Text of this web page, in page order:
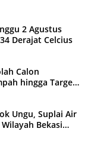
2 Agustus
Derajat Celcius
Calon
hingga Target
Ungu, Suplai Air
Bekasi